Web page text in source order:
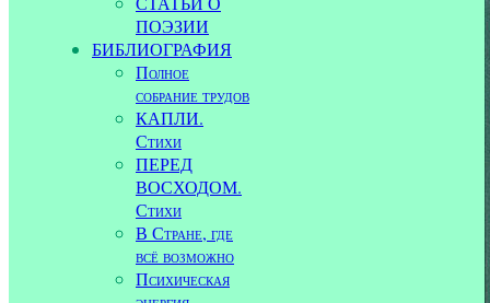
ПОЭЗИИ
БИБЛИОГРАФИЯ
Полное
собрание трудов
КАПЛИ.
Стихи
ПЕРЕД
ВОСХОДОМ.
Стихи
В Стране, где
всё возможно
Психическая